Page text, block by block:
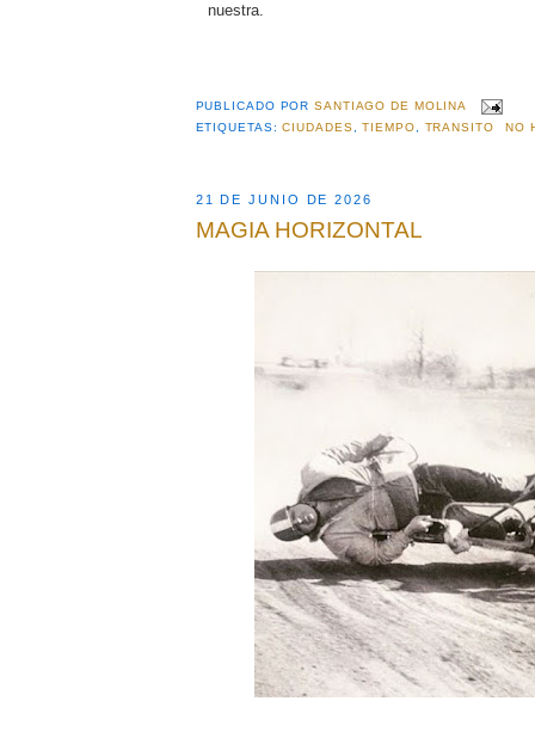
nuestra.
PUBLICADO PORSANTIAGO DE MOLINA
ETIQUETAS:CIUDADES ,TIEMPO TRANSITO NO
21 DE JUNIO DE 2026
MAGIA HORIZONTAL